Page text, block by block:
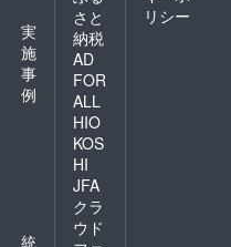
実
施
事
例
統
さと
納税
AD
FOR
ALL
HIO
KOS
HI
JFA
クラ
ウド
リシー